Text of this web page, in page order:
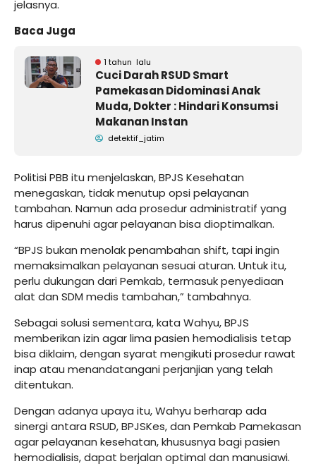
jelasnya.
Baca Juga
1 tahun lalu
Cuci Darah RSUD Smart
Pamekasan Didominasi Anak
Muda, Dokter : Hindari Konsumsi
Makanan Instan
detektif_jatim
Politisi PBB itu menjelaskan, BPJS Kesehatan
menegaskan, tidak menutup opsi pelayanan
tambahan. Namun ada prosedur administratif yang
harus dipenuhi agar pelayanan bisa dioptimalkan.
“BPJS bukan menolak penambahan shift, tapi ingin
memaksimalkan pelayanan sesuai aturan. Untuk itu,
perlu dukungan dari Pemkab, termasuk penyediaan
alat dan SDM medis tambahan,” tambahnya.
Sebagai solusi sementara, kata Wahyu, BPJS
memberikan izin agar lima pasien hemodialisis tetap
bisa diklaim, dengan syarat mengikuti prosedur rawat
inap atau menandatangani perjanjian yang telah
ditentukan.
Dengan adanya upaya itu, Wahyu berharap ada
sinergi antara RSUD, BPJSKes, dan Pemkab Pamekasan
agar pelayanan kesehatan, khususnya bagi pasien
hemodialisis, dapat berjalan optimal dan manusiawi.